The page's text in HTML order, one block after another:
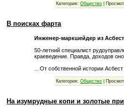
Категория: Общество
В поисках фарта
Инженер-маркшейдер из
50-летний специалист
краеведение. Правда, доходов
…От собственной истории
Категория: Общество
На изумрудные копи и золотые